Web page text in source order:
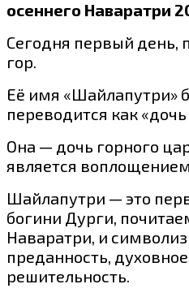
осеннего Наваратри
Сегодня первый день,
гор.
Её имя «Шайлапутри»
переводится как «дочь
Она — дочь горного
является
Шайлапутри — это
богини Дурги,
Наваратри, и
преданность,
решительность.